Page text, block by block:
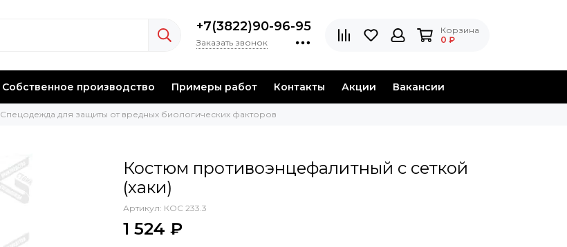
+7(3822)90-96-95
Заказать звонок
Корзина
0 ₽
Собственное производство Примеры работ Контакты Акции Вакансии
Спецодежда для защиты от вредных биологических факторов
Костюм противоэнцефалитный с сеткой
(хаки)
Артикул: КОС 233.3
1 524 ₽